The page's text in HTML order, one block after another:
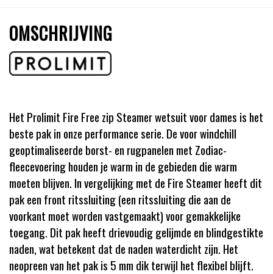
OMSCHRIJVING
Het Prolimit Fire Free zip Steamer wetsuit voor dames is het
beste pak in onze performance serie. De voor windchill
geoptimaliseerde borst- en rugpanelen met Zodiac-
fleecevoering houden je warm in de gebieden die warm
moeten blijven. In vergelijking met de Fire Steamer heeft dit
pak een front ritssluiting (een ritssluiting die aan de
voorkant moet worden vastgemaakt) voor gemakkelijke
toegang. Dit pak heeft drievoudig gelijmde en blindgestikte
naden, wat betekent dat de naden waterdicht zijn. Het
neopreen van het pak is 5 mm dik terwijl het flexibel blijft.